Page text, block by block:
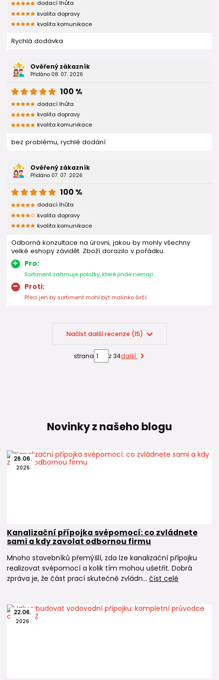
Rychlá dodávka
dodací lhůta
kvalita dopravy
kvalita komunikace
Ověřený zákazník
Přidáno 08. 07. 2026
bez problému, rychlé dodání
100 %
dodací lhůta
kvalita dopravy
kvalita komunikace
Ověřený zákazník
Přidáno 07. 07. 2026
Odborná konzultace na úrovni, jakou by mohly všechny
velké eshopy závidět. Zboží dorazilo v pořádku.
Pro:
Sortiment zahrnuje položky, které jinde nemají.
Proti:
Přeci jen by sortiment mohl být malinko širší.
100 %
dodací lhůta
kvalita dopravy
kvalita komunikace
Načíst další recenze (15)
strana z 34další
Novinky z našeho blogu
26.06.
2026
Kanalizační přípojka svépomocí: co zvládnete
sami a kdy zavolat odbornou firmu
Mnoho stavebníků přemýšlí, zda lze kanalizační přípojku
realizovat svépomocí a kolik tím mohou ušetřit. Dobrá
zpráva je, že část prací skutečně zvládn... číst celé
22.06.
2026